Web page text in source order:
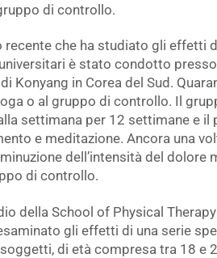
di controllo.
recente che ha studiato gli effetti
è stato condotto
di Konyang in Corea del Sud.
o al gruppo di controllo. Il
settimana per 12 settimane e
e meditazione. Ancora una
dell’intensità del dolore
di controllo.
della School of Physical
gli effetti di una serie
di età compresa tra 18 e